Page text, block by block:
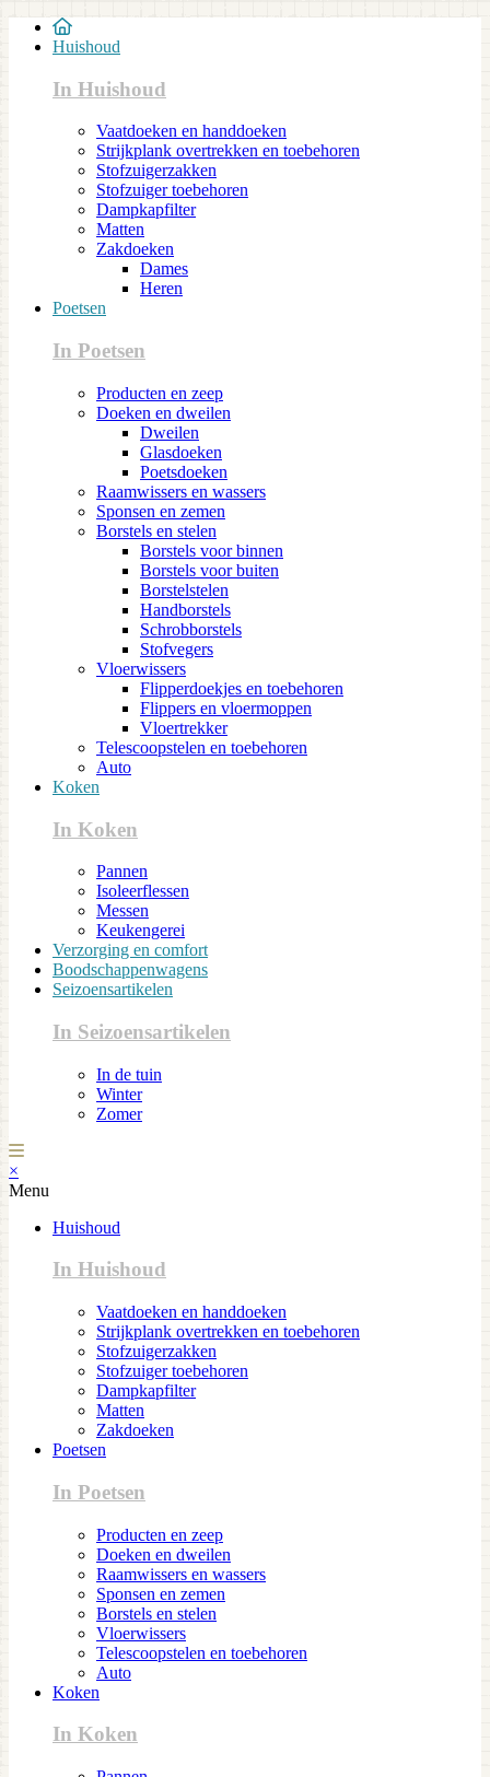
Huishoud
In Huishoud
Vaatdoeken en handdoeken
Strijkplank overtrekken en toebehoren
Stofzuigerzakken
Stofzuiger toebehoren
Dampkapfilter
Matten
Zakdoeken
Dames
Heren
Poetsen
In Poetsen
Producten en zeep
Doeken en dweilen
Dweilen
Glasdoeken
Poetsdoeken
Raamwissers en wassers
Sponsen en zemen
Borstels en stelen
Borstels voor binnen
Borstels voor buiten
Borstelstelen
Handborstels
Schrobborstels
Stofvegers
Vloerwissers
Flipperdoekjes en toebehoren
Flippers en vloermoppen
Vloertrekker
Telescoopstelen en toebehoren
Auto
Koken
In Koken
Pannen
Isoleerflessen
Messen
Keukengerei
Verzorging en comfort
Boodschappenwagens
Seizoensartikelen
In Seizoensartikelen
In de tuin
Winter
Zomer
×
Menu
Huishoud
In Huishoud
Vaatdoeken en handdoeken
Strijkplank overtrekken en toebehoren
Stofzuigerzakken
Stofzuiger toebehoren
Dampkapfilter
Matten
Zakdoeken
Poetsen
In Poetsen
Producten en zeep
Doeken en dweilen
Raamwissers en wassers
Sponsen en zemen
Borstels en stelen
Vloerwissers
Telescoopstelen en toebehoren
Auto
Koken
In Koken